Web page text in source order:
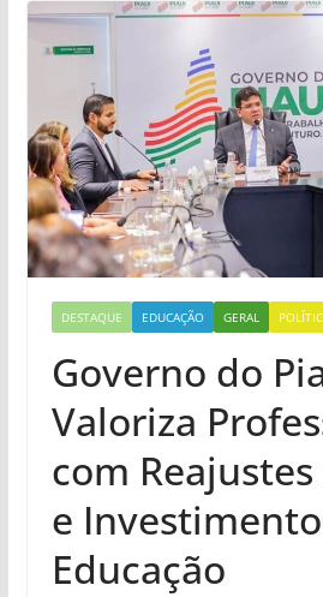
DESTAQUE EDUCAÇÃO GERAL
Governo do
Valoriza
com
e
Educação